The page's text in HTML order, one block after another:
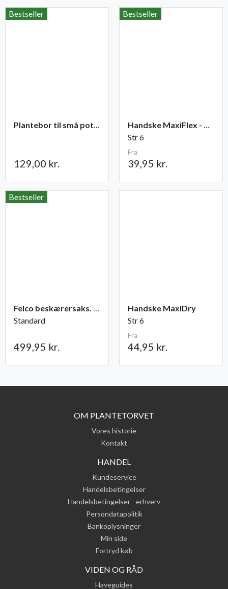
Bestseller
Plantebor til små potter
129,00 kr.
Bestseller
Handske MaxiFlex - Ultimate
Str 6
Fra
39,95 kr.
Bestseller
Felco beskærersaks. nr. 2
Standard
499,95 kr.
Handske MaxiDry
Str 6
Fra
44,95 kr.
OM PLANTETORVET
Vores historie
Kontakt
HANDEL
Kundeservice
Handelsbetingelser
Handelsbetingelser - erhverv
Persondatapolitik
Bankoplysninger
Min side
Fortryd køb
VIDEN OG RÅD
Haveguides